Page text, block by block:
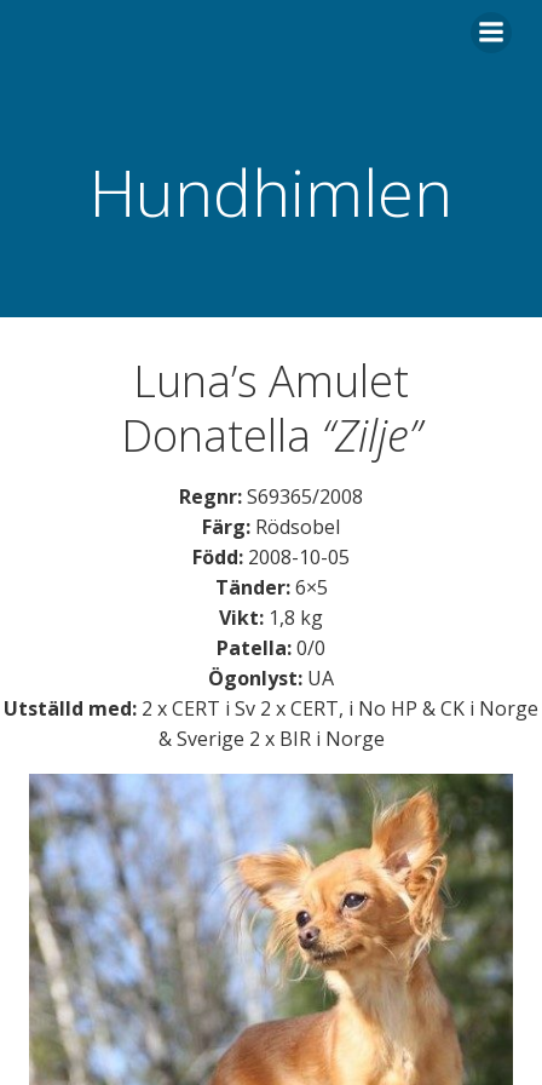
Hundhimlen
Luna’s Amulet
Donatella “Zilje”
Regnr:S69365/2008
Färg: Rödsobel
Född: 2008-10-05
Tänder:6×5
Vikt: 1,8 kg
Patella:0/0
Ögonlyst: UA
Utställd med: 2 x CERT i Sv 2 x CERT, i No HP & CK i Norge
& Sverige 2 x BIR i Norge